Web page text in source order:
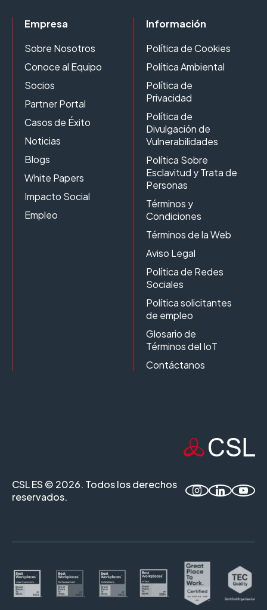
Empresa
Sobre Nosotros
Conoce al Equipo
Socios
Partner Portal
Casos de Éxito
Noticias
Blogs
White Papers
Impacto Social
Empleo
Información
Política de Cookies
Política Ambiental
Política de
Privacidad
Política de
Divulgación de
Vulnerabilidades
Política Sobre
Esclavitud y Trata de
Personas
Términos y
Condiciones
Términos de la Web
Aviso Legal
Política de Redes
Sociales
Política solicitantes
de empleo
Glosario de
Términos del IoT
Contáctanos
CSL ES © 2026. Todos los derechos
reservados.